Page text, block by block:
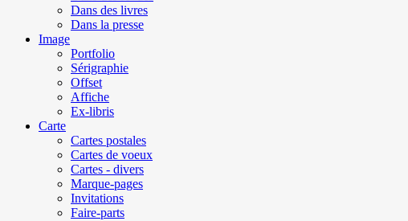
Dans des livres
Dans la presse
Image
Portfolio
Sérigraphie
Offset
Affiche
Ex-libris
Carte
Cartes postales
Cartes de voeux
Cartes - divers
Marque-pages
Invitations
Faire-parts